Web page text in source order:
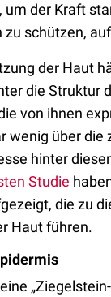
um der Kraft
zu schützen,
der Haut
die Struktur
von ihnen
wenig über die
hinter
Studie
die zu
Haut führen.